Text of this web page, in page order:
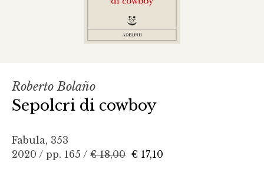
Roberto Bolaño
Sepolcri di cowboy
Fabula, 353
2020 / pp. 165 / € 18,00 € 17,10